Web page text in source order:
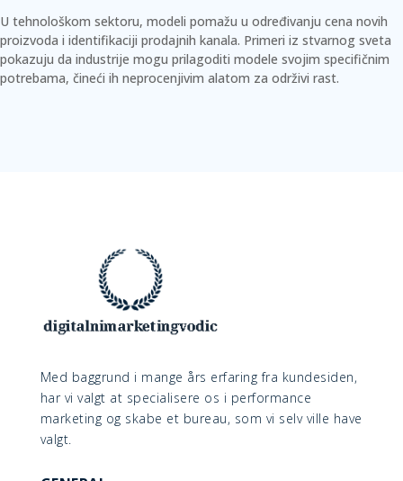
U tehnološkom sektoru, modeli pomažu u određivanju cena novih
proizvoda i identifikaciji prodajnih kanala. Primeri iz stvarnog sveta
pokazuju da industrije mogu prilagoditi modele svojim specifičnim
potrebama, čineći ih neprocenjivim alatom za održivi rast.
Med baggrund i mange års erfaring fra kundesiden,
har vi valgt at specialisere os i performance
marketing og skabe et bureau, som vi selv ville have
valgt.